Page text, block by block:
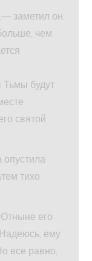
заметил он.
чем
Тьмы будут
святой
опустила
тихо
его
ему
все равно,